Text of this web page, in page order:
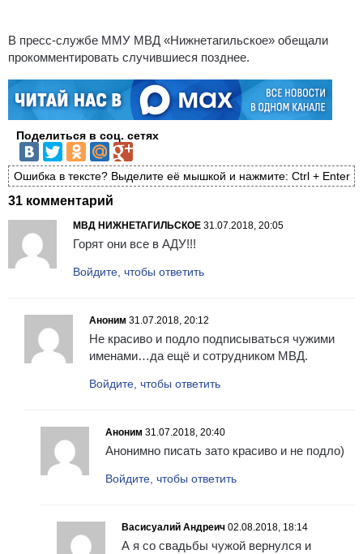
В пресс-службе ММУ МВД «Нижнетагильское» обещали
прокомментировать случившиеся позднее.
Поделиться в соц. сетях
Ошибка в тексте? Выделите её мышкой и нажмите: Ctrl + Enter
31 комментарий
МВД НИЖНЕТАГИЛЬСКОЕ 31.07.2018, 20:05
Горят они все в АДУ!!!
Войдите, чтобы ответить
Аноним 31.07.2018, 20:12
Не красиво и подло подписываться чужими
именами…да ещё и сотрудником МВД.
Войдите, чтобы ответить
Аноним 31.07.2018, 20:40
Анонимно писать зато красиво и не подло)
Войдите, чтобы ответить
Васисуалий Андреич 02.08.2018, 18:14
А я со свадьбы чужой вернулся и